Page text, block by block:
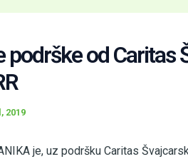
podrške od Caritas
2019
je, uz podršku Caritas